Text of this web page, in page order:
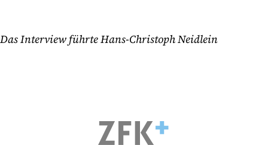
Das Interview führte Hans-Christoph Neidlein